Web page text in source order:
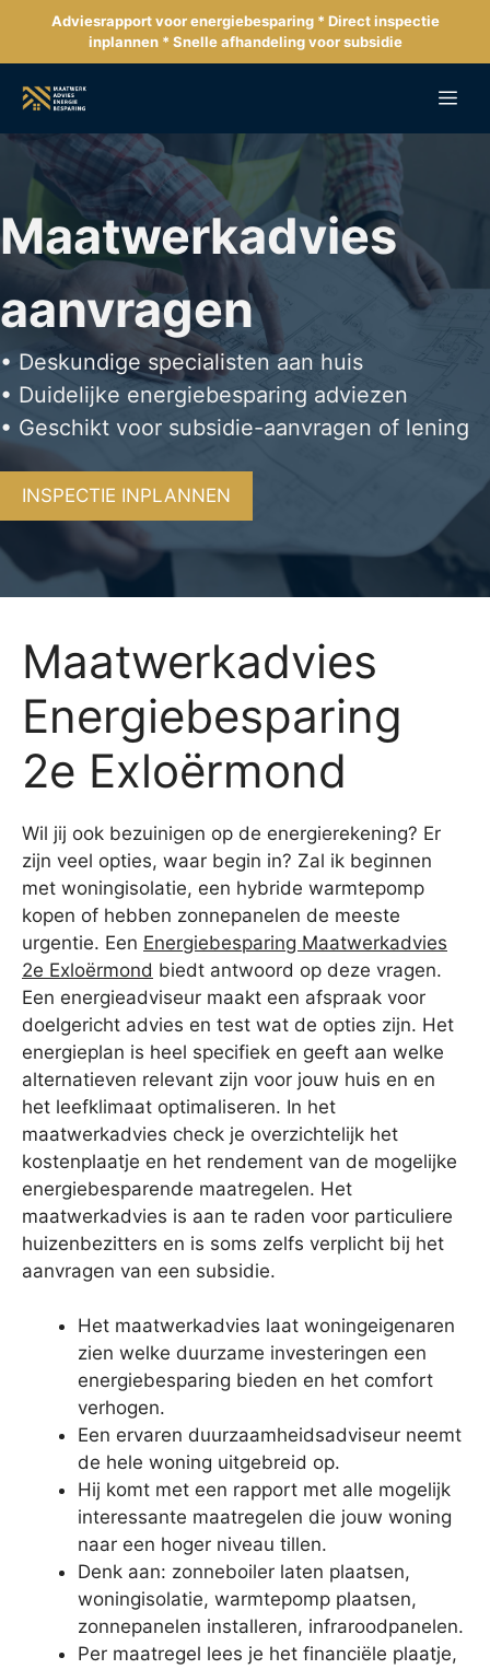
de
inhoud
Adviesrapport voor energiebesparing * Direct inspectie
inplannen * Snelle afhandeling voor subsidie
Maatwerkadvies
aanvragen
• Deskundige specialisten aan huis
• Duidelijke energiebesparing adviezen
• Geschikt voor subsidie-aanvragen of lening
INSPECTIE INPLANNEN
Maatwerkadvies
Energiebesparing
2e Exloërmond
Wil jij ook bezuinigen op de energierekening? Er
zijn veel opties, waar begin in? Zal ik beginnen
met woningisolatie, een hybride warmtepomp
kopen of hebben zonnepanelen de meeste
urgentie. Een Energiebesparing Maatwerkadvies
2e Exloërmond biedt antwoord op deze vragen.
Een energieadviseur maakt een afspraak voor
doelgericht advies en test wat de opties zijn. Het
energieplan is heel specifiek en geeft aan welke
alternatieven relevant zijn voor jouw huis en en
het leefklimaat optimaliseren. In het
maatwerkadvies check je overzichtelijk het
kostenplaatje en het rendement van de mogelijke
energiebesparende maatregelen. Het
maatwerkadvies is aan te raden voor particuliere
huizenbezitters en is soms zelfs verplicht bij het
aanvragen van een subsidie.
Het maatwerkadvies laat woningeigenaren
zien welke duurzame investeringen een
energiebesparing bieden en het comfort
verhogen.
Een ervaren duurzaamheidsadviseur neemt
de hele woning uitgebreid op.
Hij komt met een rapport met alle mogelijk
interessante maatregelen die jouw woning
naar een hoger niveau tillen.
Denk aan: zonneboiler laten plaatsen,
woningisolatie, warmtepomp plaatsen,
zonnepanelen installeren, infraroodpanelen.
Per maatregel lees je het financiële plaatje,